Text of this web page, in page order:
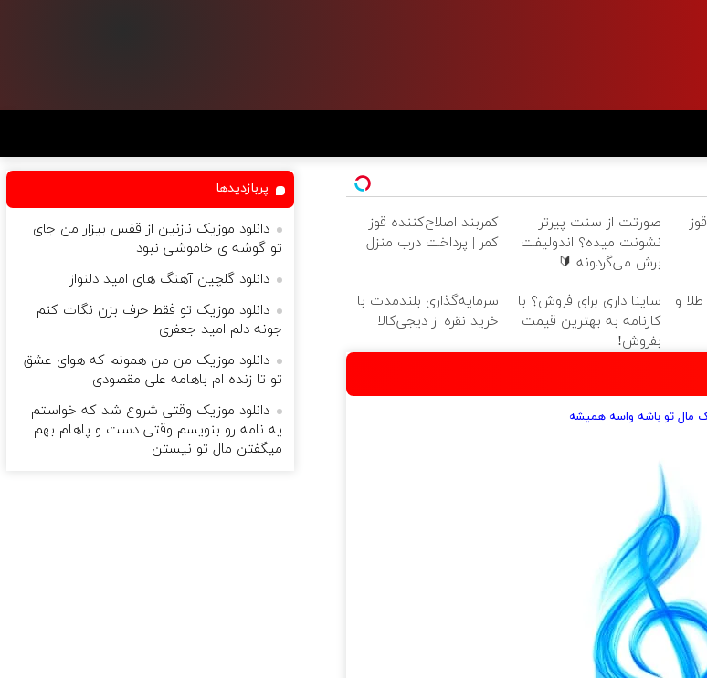
صورتت از سنت پیرتر
نشونت میده؟ اندولیفت
برش می‌گردونه 🔰
کمربند اصلاح‌کننده قوز
کمر | پرداخت درب منزل
و
ساینا داری برای فروش؟ با
کارنامه به بهترین قیمت
بفروش!
سرمایه‌گذاری بلندمدت با
خرید نقره از دیجی‌کالا
مال تو باشه واسه همیشه
پربازدیدها
دانلود موزیک نازنین از قفس بیزار من جای
تو گوشه ی خاموشی نبود
دانلود گلچین آهنگ های امید دلنواز
دانلود موزیک تو فقط حرف بزن نگات کنم
جونه دلم امید جعفری
دانلود موزیک من من همونم که هوای عشق
تو تا زنده ام باهامه علی مقصودی
دانلود موزیک وقتی شروع شد که خواستم
یه نامه رو بنویسم وقتی دست و پاهام بهم
میگفتن مال تو نیستن